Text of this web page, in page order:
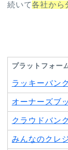
続いて各社から
プラットフォー
ラッキーバンク
オーナーズブ
クラウドバンク
みんなのクレ